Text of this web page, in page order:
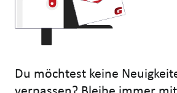
Du möchtest keine